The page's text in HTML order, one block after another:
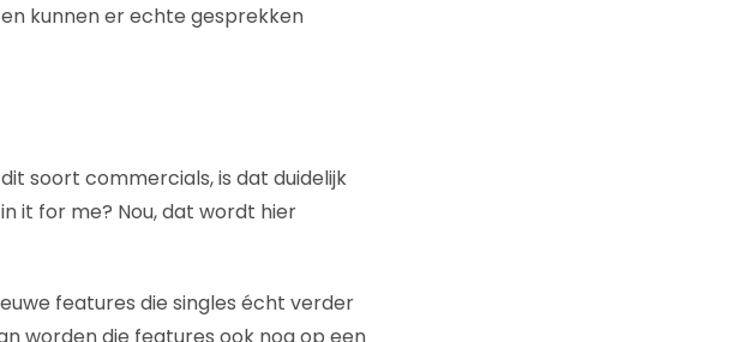
kunnen er echte gesprekken
soort commercials, is dat duidelijk
it for me? Nou, dat wordt hier
features die singles écht verder
worden die features ook nog op een